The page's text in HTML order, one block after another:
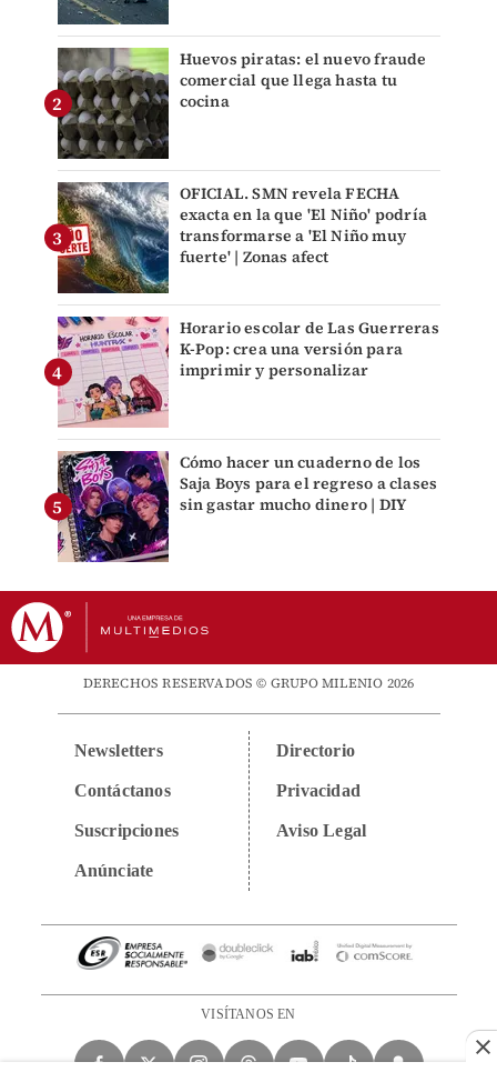
Huevos piratas: el nuevo fraude
comercial que llega hasta tu
cocina
OFICIAL. SMN revela FECHA
exacta en la que 'El Niño' podría
transformarse a 'El Niño muy
fuerte' | Zonas afect
Horario escolar de Las Guerreras
K-Pop: crea una versión para
imprimir y personalizar
Cómo hacer un cuaderno de los
Saja Boys para el regreso a clases
sin gastar mucho dinero | DIY
DERECHOS RESERVADOS © GRUPO MILENIO 2026
Newsletters
Contáctanos
Suscripciones
Anúnciate
Directorio
Privacidad
Aviso Legal
VISÍTANOS EN